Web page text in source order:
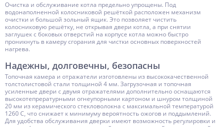
Очистка и обслуживание котла предельно упрощены. Под
водонаполненной колосниковой решёткой расположен механизм
очистки и большой зольный ящик. Это позволяет чистить
колосниковую решётку, не открывая двери котла, а при снятии
заглушек с боковых отверстий на корпусе котла можно быстро
проникнуть в камеру сгорания для чистки основных поверхностей
нагрева.
Надежны, долговечны, безопасны
Топочная камера и отражатели изготовлены из высококачественной
толстолистовой стали толщиной 4 мм. Загрузочная и топочная
усиленные двери с двумя отражателями дополнительно оснащаются
высокотепрературными огнеупорными картоном и шнуром толщиной
20 мм из керамического стекловолокна с максимальной температурой
1260 С, что снижает к минимуму вероятность ожогов и поддымлений.
Для удобства обслуживания дверки имеют возможность регулировки и